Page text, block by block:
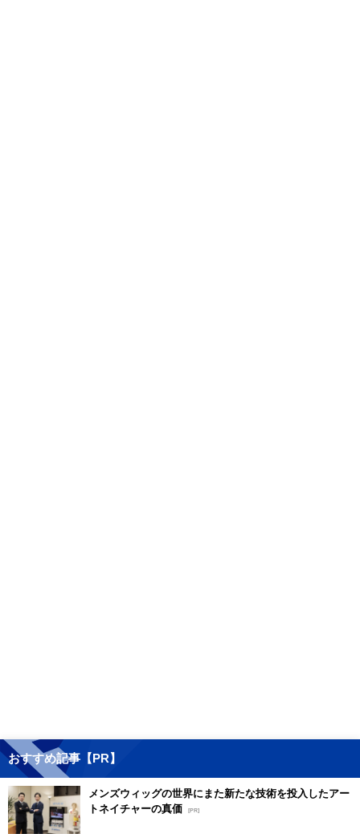
おすすめ記事【PR】
メンズウィッグの世界にまた新たな技術を投入したアー
トネイチャーの真価 [PR]